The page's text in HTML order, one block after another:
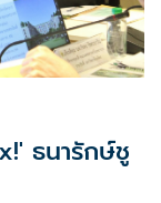
ธนารักษ์ชู